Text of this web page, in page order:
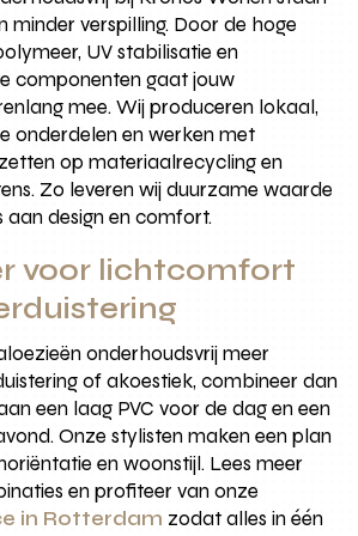
minder verspilling. Door de hoge
UV stabilisatie en
componenten gaat jouw
mee. Wij produceren lokaal,
onderdelen en werken met
op materiaalrecycling en
Zo leveren wij duurzame waarde
aan design en comfort.
voor lichtcomfort
onderhoudsvrij meer
of akoestiek, combineer dan
een laag PVC voor de dag en een
Onze stylisten maken een plan
en woonstijl. Lees meer
en profiteer van onze
in Rotterdam zodat alles in één